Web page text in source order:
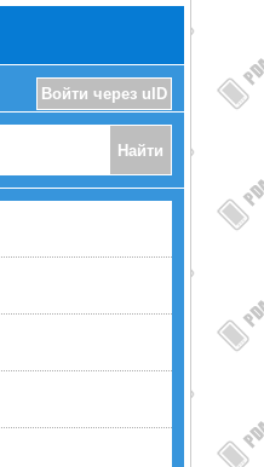
Войти через uID